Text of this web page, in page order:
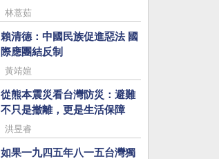
林薏茹
賴清德：中國民族促進惡法 國
際應團結反制
黃靖媗
從熊本震災看台灣防災：避難
不只是撤離，更是生活保障
洪昱睿
如果一九四五年八一五台灣獨